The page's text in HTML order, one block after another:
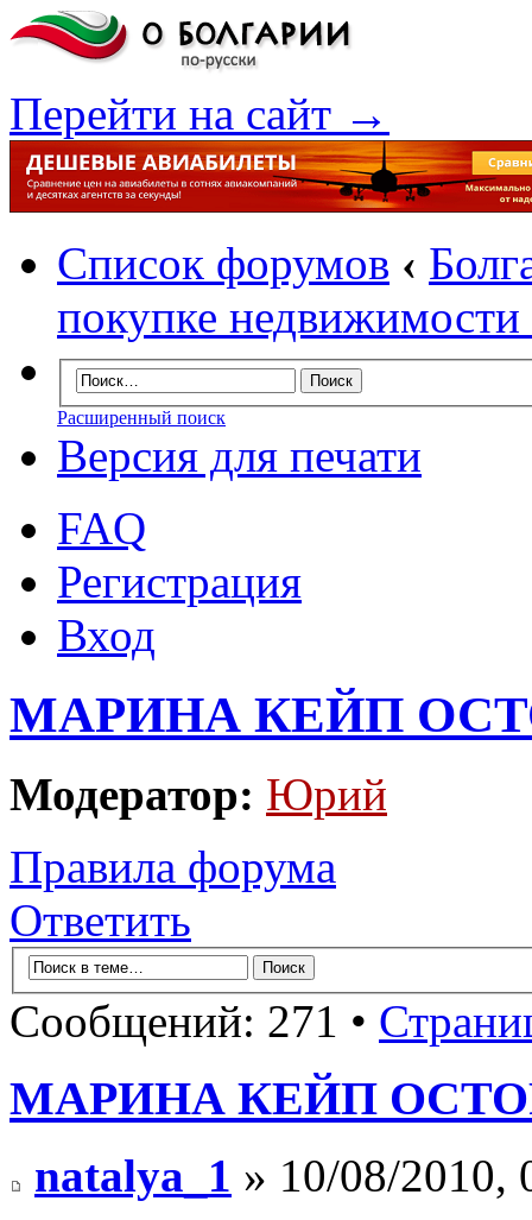
Перейти на сайт →
Список форумов ‹
покупке недвижимости
Расширенный поиск
Версия для печати
FAQ
Регистрация
Вход
МАРИНА КЕЙП
Модератор: Юрий
Правила форума
Ответить
Сообщений: 271 •
МАРИНА КЕЙП
natalya_1 » 10/08/2010,